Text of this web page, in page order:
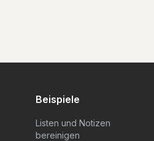
Beispiele
Listen und Notizen
bereinigen